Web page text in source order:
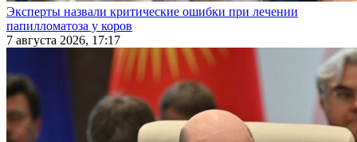
Эксперты назвали критические ошибки при лечении
папилломатоза у коров
7 августа 2026, 17:17